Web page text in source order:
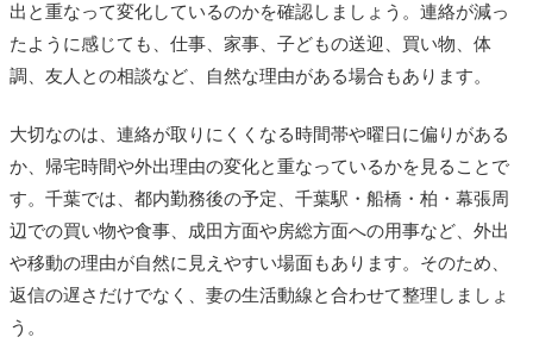
出と重なって変化しているのかを確認しましょう。連絡が減っ
たように感じても、仕事、家事、子どもの送迎、買い物、体
調、友人との相談など、自然な理由がある場合もあります。
大切なのは、連絡が取りにくくなる時間帯や曜日に偏りがある
か、帰宅時間や外出理由の変化と重なっているかを見ることで
す。千葉では、都内勤務後の予定、千葉駅・船橋・柏・幕張周
辺での買い物や食事、成田方面や房総方面への用事など、外出
や移動の理由が自然に見えやすい場面もあります。そのため、
返信の遅さだけでなく、妻の生活動線と合わせて整理しましょ
う。